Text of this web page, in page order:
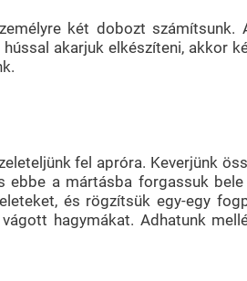
két dobozt számítsunk.
akarjuk elkészíteni, akkor
fel apróra. Keverjünk
a mártásba forgassuk bele
és rögzítsük egy-egy
hagymákat. Adhatunk